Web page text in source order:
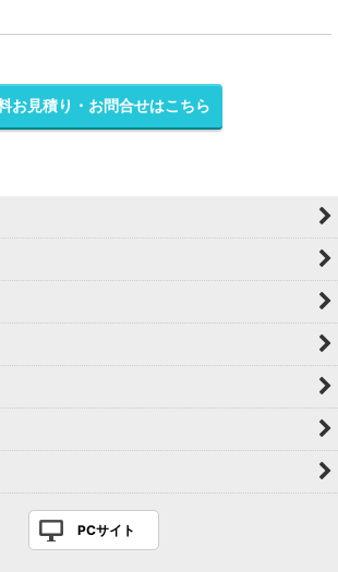
お見積り・お問合せはこちら
PCサイト